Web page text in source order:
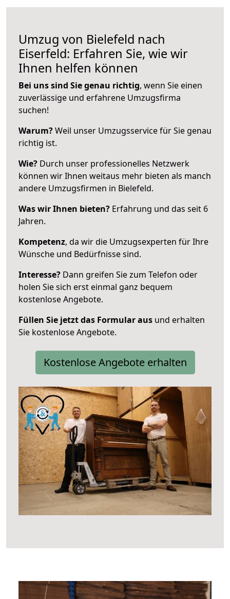
Umzug von Bielefeld nach
Eiserfeld: Erfahren Sie, wie wir
Ihnen helfen können
Bei uns sind Sie genau richtig, wenn Sie einen
zuverlässige und erfahrene Umzugsfirma
suchen!
Warum?Weil unser Umzugsservice für Sie genau
richtig ist.
Wie? Durch unser professionelles Netzwerk
können wir Ihnen weitaus mehr bieten als manch
andere Umzugsfirmen in Bielefeld.
Was wir Ihnen bieten? Erfahrung und das seit 6
Jahren.
Kompetenz, da wir die Umzugsexperten für Ihre
Wünsche und Bedürfnisse sind.
Interesse? Dann greifen Sie zum Telefon oder
holen Sie sich erst einmal ganz bequem
kostenlose Angebote.
Füllen Sie jetzt das Formular aus und erhalten
Sie kostenlose Angebote.
Kostenlose Angebote erhalten